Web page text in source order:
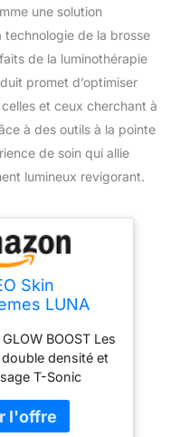
une solution
de la brosse
de la luminothérapie
promet d’optimiser
et ceux cherchant à
à des outils à la pointe
de soin qui allie
lumineux revigorant.
Skin
LUNA
nettoyante
& Masque
de
la peau |
pour
BOOST Les
densité et
T-Sonic
tandis que le